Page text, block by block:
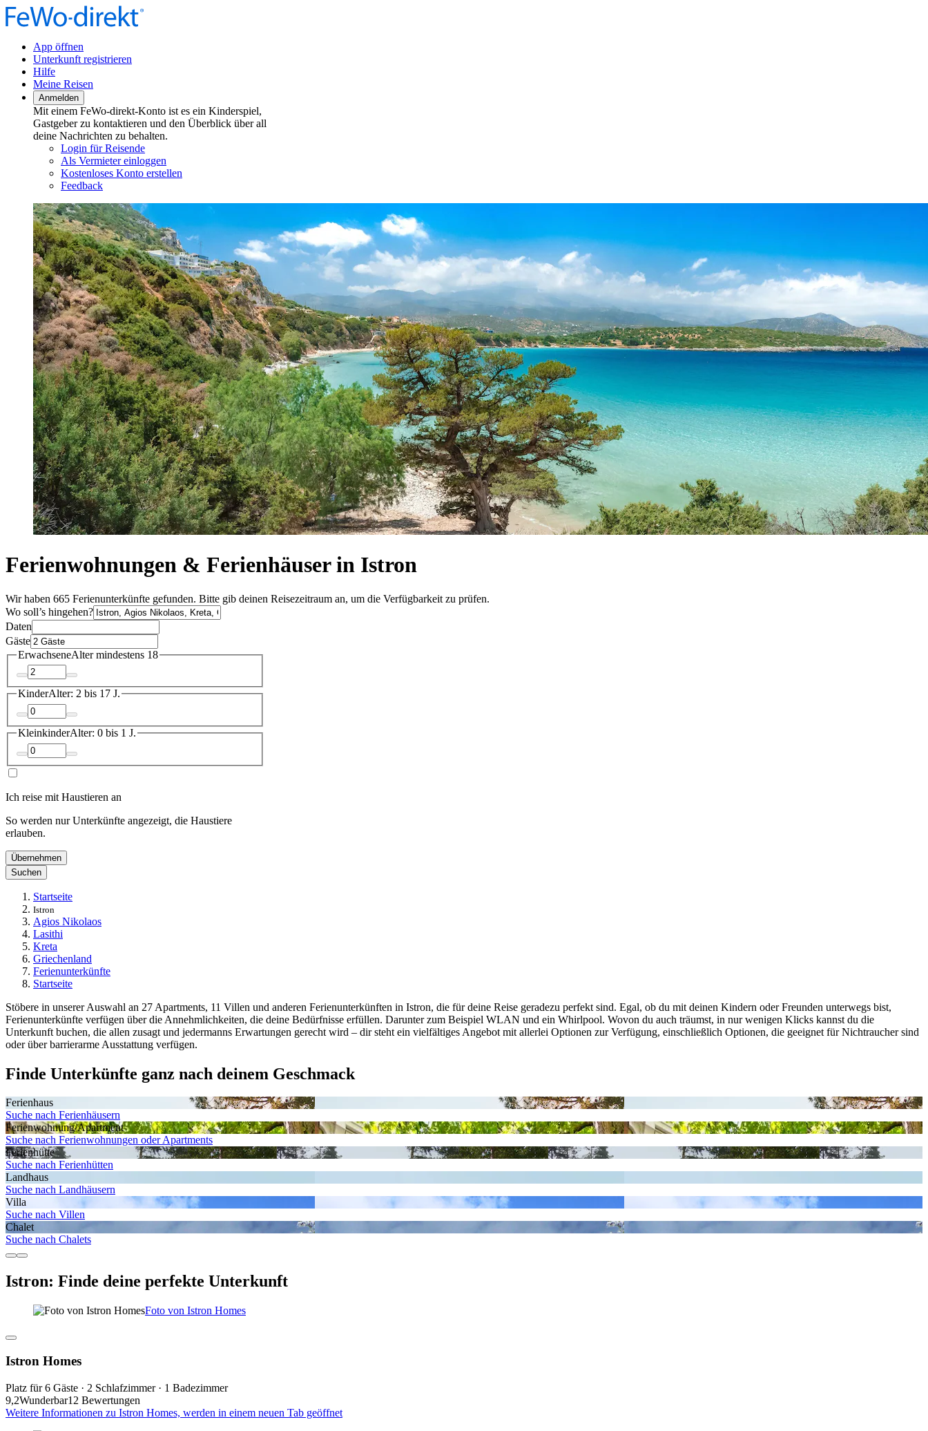
App öffnen
Unterkunft registrieren
Hilfe
Meine Reisen
Anmelden
Mit einem FeWo-direkt-Konto ist es ein Kinderspiel,
Gastgeber zu kontaktieren und den Überblick über all
deine Nachrichten zu behalten.
Login für Reisende
Als Vermieter einloggen
Kostenloses Konto erstellen
Feedback
Ferienwohnungen & Ferienhäuser in Istron
Wir haben 665 Ferienunterkünfte gefunden. Bitte gib deinen Reisezeitraum an, um die Verfügbarkeit zu prüfen.
Wo soll’s hingehen?
Daten
Gäste
ErwachseneAlter mindestens 18
KinderAlter: 2 bis 17 J.
KleinkinderAlter: 0 bis 1 J.
Ich reise mit Haustieren an
So werden nur Unterkünfte angezeigt, die Haustiere
erlauben.
Übernehmen
Suchen
Startseite
Istron
Agios Nikolaos
Lasithi
Kreta
Griechenland
Ferienunterkünfte
Startseite
Stöbere in unserer Auswahl an 27 Apartments, 11 Villen und anderen Ferienunterkünften in Istron, die für deine Reise geradezu perfekt sind. Egal, ob du mit deinen Kindern oder Freunden unterwegs bist,
Ferienunterkünfte verfügen über die Annehmlichkeiten, die deine Bedürfnisse erfüllen. Darunter zum Beispiel WLAN und ein Whirlpool. Wovon du auch träumst, in nur wenigen Klicks kannst du die
Unterkunft buchen, die allen zusagt und jedermanns Erwartungen gerecht wird – dir steht ein vielfältiges Angebot mit allerlei Optionen zur Verfügung, einschließlich Optionen, die geeignet für Nichtraucher sind
oder über barrierarme Ausstattung verfügen.
Finde Unterkünfte ganz nach deinem Geschmack
Ferienhaus
Suche nach Ferienhäusern
Ferienwohnung/Apartment
Suche nach Ferienwohnungen oder Apartments
Ferienhütte
Suche nach Ferienhütten
Landhaus
Suche nach Landhäusern
Villa
Suche nach Villen
Chalet
Suche nach Chalets
Istron: Finde deine perfekte Unterkunft
Foto von Istron Homes
Istron Homes
Platz für 6 Gäste · 2 Schlafzimmer · 1 Badezimmer
9,2Wunderbar12 Bewertungen
Weitere Informationen zu Istron Homes, werden in einem neuen Tab geöffnet